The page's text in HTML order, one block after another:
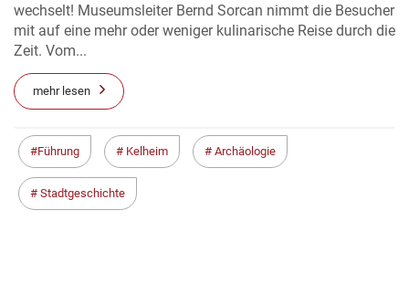
wechselt! Museumsleiter Bernd Sorcan nimmt die Besucher
mit auf eine mehr oder weniger kulinarische Reise durch die
Zeit. Vom...
mehr lesen
Führung Kelheim Archäologie
Stadtgeschichte